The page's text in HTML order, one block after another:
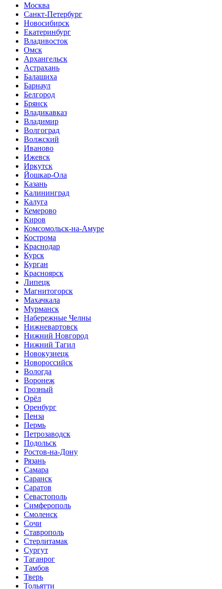
Москва
Санкт-Петербург
Новосибирск
Екатеринбург
Владивосток
Омск
Архангельск
Астрахань
Балашиха
Барнаул
Белгород
Брянск
Владикавказ
Владимир
Волгоград
Волжский
Иваново
Ижевск
Иркутск
Йошкар-Ола
Казань
Калининград
Калуга
Кемерово
Киров
Комсомольск-на-Амуре
Кострома
Краснодар
Курск
Курган
Красноярск
Липецк
Магнитогорск
Махачкала
Мурманск
Набережные Челны
Нижневартовск
Нижний Новгород
Нижний Тагил
Новокузнецк
Новороссийск
Вологда
Воронеж
Грозный
Орёл
Оренбург
Пенза
Пермь
Петрозаводск
Подольск
Ростов-на-Дону
Рязань
Самара
Саранск
Саратов
Севастополь
Симферополь
Смоленск
Сочи
Ставрополь
Стерлитамак
Сургут
Таганрог
Тамбов
Тверь
Тольятти